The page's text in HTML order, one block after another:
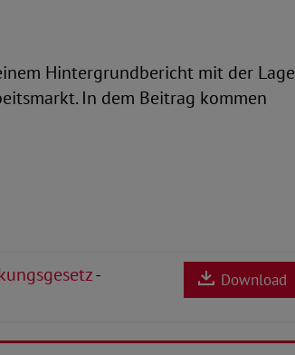
Hintergrundbericht mit der Lage
In dem Beitrag kommen
-
Download